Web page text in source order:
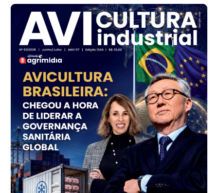
SP
R$ 7,16
kg
Frango - Indicador
SP
R$ 7,18
kg
Trigo Atacado - Regional
PR
R$ 1.414,46
t
Trigo Atacado - Regional
RS
R$ 1.314,61
t